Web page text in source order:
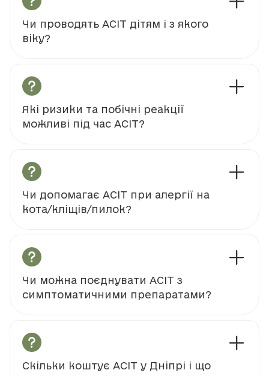
Чи проводять АСІТ дітям і з якого
віку?
Які ризики та побічні реакції
можливі під час АСІТ?
Чи допомагає АСІТ при алергії на
кота/кліщів/пилок?
Чи можна поєднувати АСІТ з
симптоматичними препаратами?
Скільки коштує АСІТ у Дніпрі і що